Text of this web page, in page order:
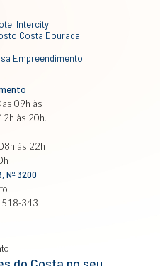
Intercity
Costa Dourada
Empreendimento
09h às
às 20h.
às 22h
Nº 3200
343